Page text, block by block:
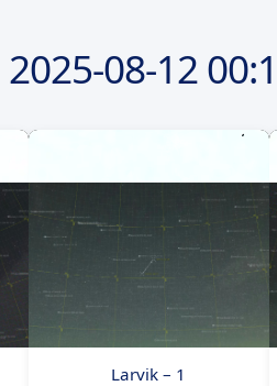
2025-08-12
Larvik – 1